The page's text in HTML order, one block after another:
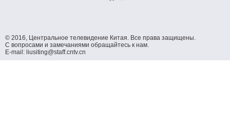
© 2016, Центральное телевидение Китая. Все права защищены.
С вопросами и замечаниями обращайтесь к нам.
E-mail: liusiting@staff.cntv.cn